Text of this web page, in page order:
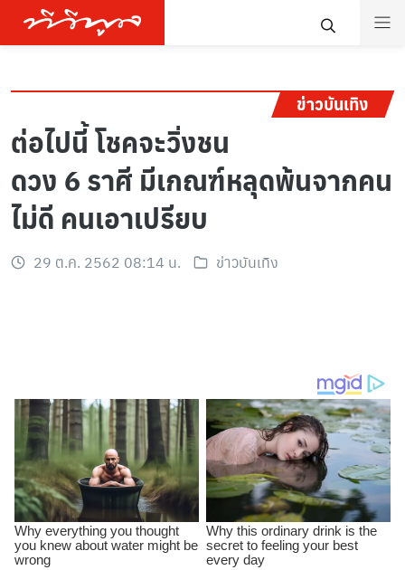
ข่าวบันเทิง
ต่อไปนี้ โชคจะวิ่งชน
ดวง 6 ราศี มีเกณฑ์หลุดพ้นจากคน
ไม่ดี คนเอาเปรียบ
29 ต.ค. 2562 08:14 น. ข่าวบันเทิง